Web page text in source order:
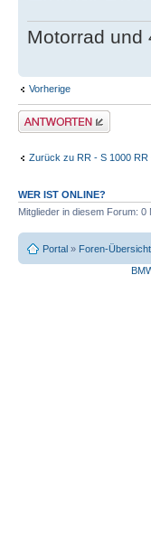
Motorrad und
Vorherige
Antwort erstellen
Zurück zu RR - S 1000 RR
WER IST ONLINE?
Mitglieder in diesem Forum: 0
Portal » Foren-Übersicht